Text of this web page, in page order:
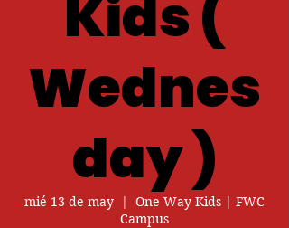
Kids (
Wednes
day )
mié 13 de may
  |
One Way Kids | FWC
Campus